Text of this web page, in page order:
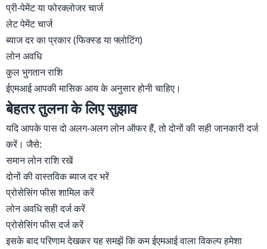
प्री-पेमेंट या फोरक्लोजर चार्ज
लेट पेमेंट चार्ज
ब्याज दर का प्रकार (फिक्स्ड या फ्लोटिंग)
लोन अवधि
कुल भुगतान राशि
ईएमआई आपकी मासिक आय के अनुसार होनी चाहिए।
बेहतर तुलना के लिए सुझाव
यदि आपके पास दो अलग-अलग लोन ऑफर हैं, तो दोनों की सही जानकारी दर्ज
करें। जैसे:
समान लोन राशि रखें
दोनों की वास्तविक ब्याज दर भरें
प्रोसेसिंग फीस शामिल करें
लोन अवधि सही दर्ज करें
प्रोसेसिंग फीस दर्ज करें
इसके बाद परिणाम देखकर यह समझें कि कम ईएमआई वाला विकल्प हमेशा